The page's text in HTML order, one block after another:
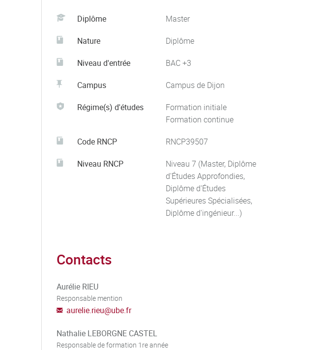
Diplôme Master
Nature Diplôme
Niveau d'entrée BAC +3
Campus Campus de Dijon
Régime(s) d'études
Formation initiale
Formation continue
Code RNCP RNCP39507
Niveau RNCP
Niveau 7 (Master, Diplôme
d'Études Approfondies,
Diplôme d'Études
Supérieures Spécialisées,
Diplôme d'ingénieur...)
Contacts
Aurélie RIEU
Responsable mention
aurelie.rieu@ube.fr
Nathalie LEBORGNE CASTEL
Responsable de formation 1re année